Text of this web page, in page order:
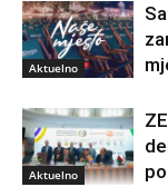
Aktuelno
Aktuelno